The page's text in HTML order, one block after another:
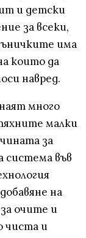
и детски
за всеки,
има
които да
навред.
много
малки
за
система във
на
очите и
чиста и